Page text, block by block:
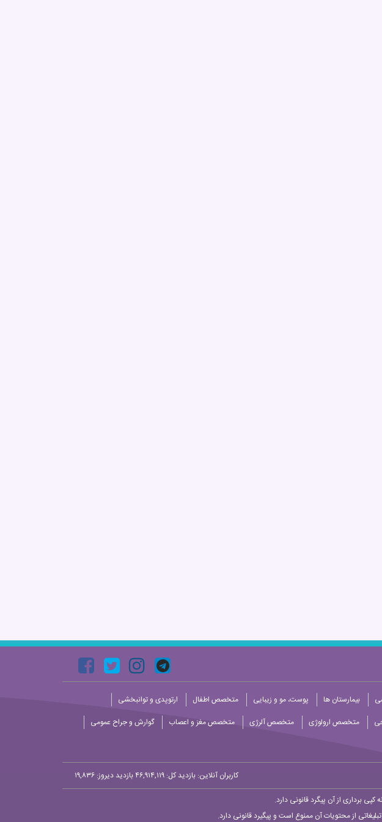
بیمارستان ها پوست، مو و زیبایی متخصص اطفال
ارتوپدی و توانبخشی
متخصص ارولوژی متخصص آلرژی متخصص مغز و اعصاب
گوارش و جراح عمومی
کاربران آنلاین: بازدید کل: ۴۶,۹۱۴,۱۱۹
بازدید دیروز: ۱۹,۸۳۶
برداری از آن پیگرد قانونی دارد.
از محتویات آن ممنوع است و پیگیرد قانونی دارد.